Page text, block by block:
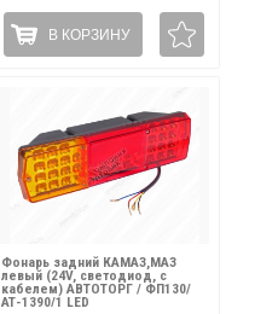
В КОРЗИНУ
Фонарь задний КАМАЗ,МАЗ
левый (24V, светодиод, с
кабелем) АВТОТОРГ / ФП130/
АТ-1390/1 LED